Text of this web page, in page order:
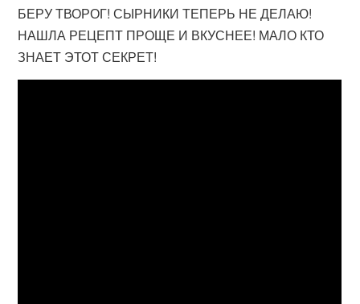
БЕРУ ТВОРОГ! СЫРНИКИ ТЕПЕРЬ НЕ ДЕЛАЮ!
НАШЛА РЕЦЕПТ ПРОЩЕ И ВКУСНЕЕ! МАЛО КТО
ЗНАЕТ ЭТОТ СЕКРЕТ!